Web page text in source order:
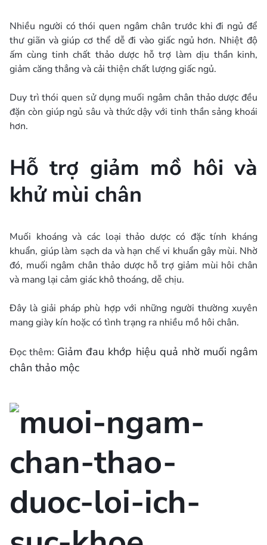
Nhiều người có thói quen ngâm chân trước khi đi ngủ để
thư giãn và giúp cơ thể dễ đi vào giấc ngủ hơn. Nhiệt độ
ấm cùng tinh chất thảo dược hỗ trợ làm dịu thần kinh,
giảm căng thẳng và cải thiện chất lượng giấc ngủ.
Duy trì thói quen sử dụng muối ngâm chân thảo dược đều
đặn còn giúp ngủ sâu và thức dậy với tinh thần sảng khoái
hơn.
Hỗ trợ giảm mồ hôi và
khử mùi chân
Muối khoáng và các loại thảo dược có đặc tính kháng
khuẩn, giúp làm sạch da và hạn chế vi khuẩn gây mùi. Nhờ
đó, muối ngâm chân thảo dược hỗ trợ giảm mùi hôi chân
và mang lại cảm giác khô thoáng, dễ chịu.
Đây là giải pháp phù hợp với những người thường xuyên
mang giày kín hoặc có tình trạng ra nhiều mồ hôi chân.
Đọc thêm: Giảm đau khớp hiệu quả nhờ muối ngâm
chân thảo mộc